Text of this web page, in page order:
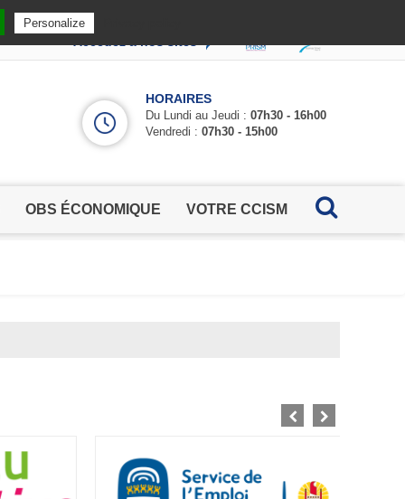
HORAIRES
Du Lundi au Jeudi : 07h30 - 16h00
Vendredi : 07h30 - 15h00
OBS ÉCONOMIQUE VOTRE CCISM
Personalize